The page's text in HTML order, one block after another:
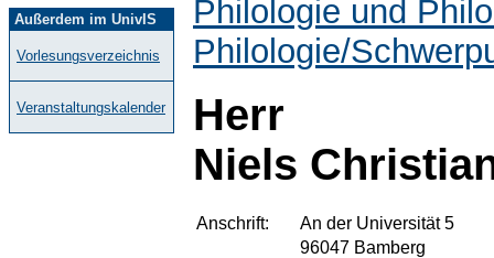
Außerdem im UnivIS
Vorlesungsverzeichnis
Veranstaltungskalender
Philologie und
Philologie/
Herr
Niels
Anschrift:
An der Universität 5
96047 Bamberg